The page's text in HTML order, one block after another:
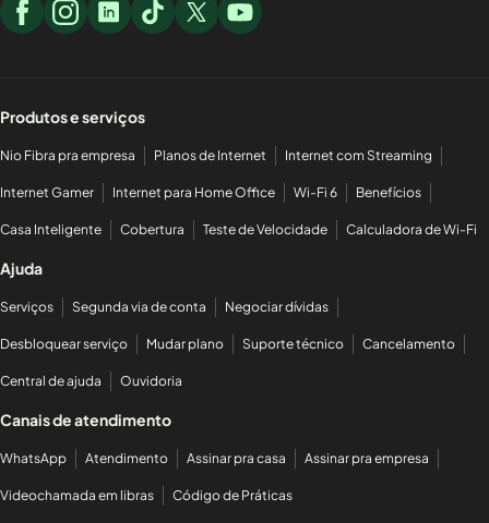
Produtos e serviços
Nio Fibra pra empresa Planos de Internet Internet com Streaming
Internet Gamer Internet para Home Office Wi-Fi 6 Benefícios
Casa Inteligente Cobertura Teste de Velocidade Calculadora de Wi-Fi
Ajuda
Serviços Segunda via de conta Negociar dívidas
Desbloquear serviço Mudar plano Suporte técnico Cancelamento
Central de ajuda Ouvidoria
Canais de atendimento
WhatsApp Atendimento Assinar pra casa Assinar pra empresa
Videochamada em libras Código de Práticas